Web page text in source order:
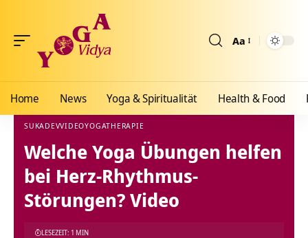
Aa
Home News Yoga & Spiritualität Health & Food
Yoga Vidya Blog - Yoga, Meditation und Ayurveda >Blog>Videos>Video>Welche
SUKADEVVIDEOYOGATHERAPIE
Welche Yoga Übungen helfen
bei Herz-Rhythmus-
Störungen? Video
LESEZEIT: 1 MIN